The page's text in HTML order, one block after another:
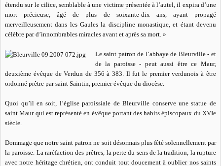
étendu sur le cilice, semblable à une victime présentée à l’autel, il expira d’une
mort précieuse, âgé de plus de soixante-dix ans, ayant propagé
merveilleusement dans les Gaules la discipline monastique, et étant devenu
célèbre par d’innombrables miracles avant et après sa mort. »
Le saint patron de l’abbaye de Bleurville - et
de la paroisse - peut aussi être ce Maur,
deuxième évêque de Verdun de 356 à 383. Il fut le premier verdunois à être
ordonné prêtre par saint Saintin, premier évêque du diocèse.
Quoi qu’il en soit, l’église paroissiale de Bleurville conserve une statue de
saint Maur qui est représenté en évêque portant des habits épiscopaux du XVIe
siècle.
Dommage que notre saint patron ne soit désormais plus fêté solennellement par
la paroisse. La raréfaction des prêtres, la perte du sens de la tradition, la rupture
avec notre héritage chrétien, ont conduit tout doucement à oublier nos saints